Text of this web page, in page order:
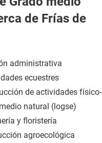
de Frías de
administrativa
ecuestres
de actividades físico-
natural (logse)
y floristería
agroecológica